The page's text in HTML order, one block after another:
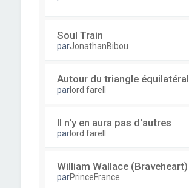
Soul Train
parJonathanBibou
Autour du triangle équilatéral
parlord farell
Il n'y en aura pas d'autres
parlord farell
William Wallace (Braveheart)
parPrinceFrance